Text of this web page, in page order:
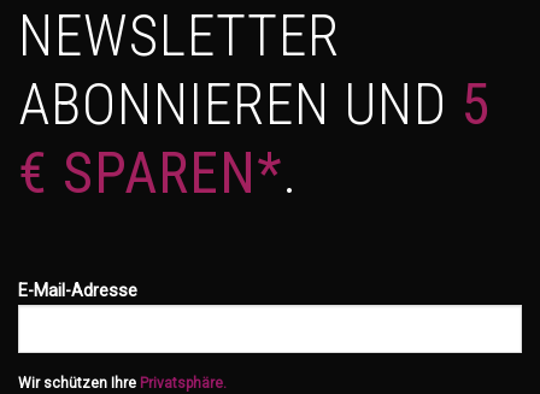
NEWSLETTER
ABONNIEREN UND 5
€ SPAREN*.
E-Mail-Adresse
Wir schützen Ihre Privatsphäre.